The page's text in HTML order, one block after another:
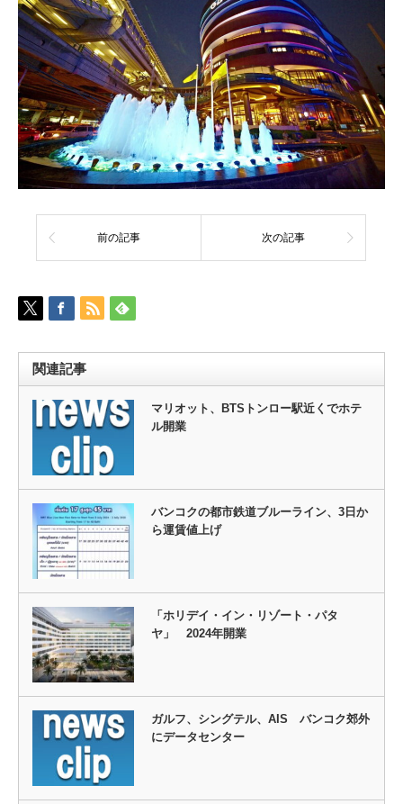
前の記事 次の記事
関連記事
マリオット、BTSトンロー駅近くでホテ
ル開業
バンコクの都市鉄道ブルーライン、3日か
ら運賃値上げ
「ホリデイ・イン・リゾート・パタ
ヤ」 2024年開業
ガルフ、シングテル、AIS バンコク郊外
にデータセンター